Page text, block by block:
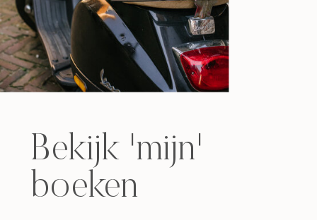
Bekijk 'mijn'
boeken